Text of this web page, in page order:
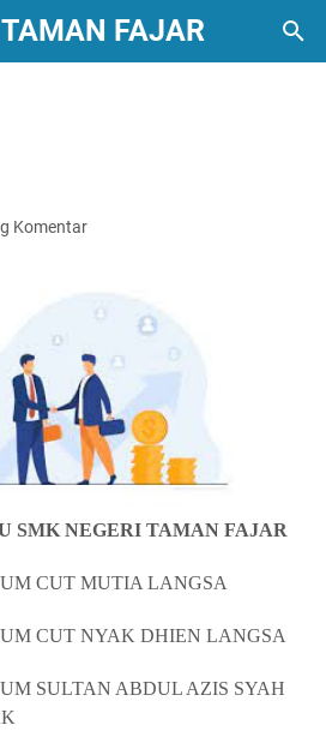
FAJAR
Komentar
SMK NEGERI TAMAN FAJAR
CUT MUTIA LANGSA
CUT NYAK DHIEN LANGSA
SULTAN ABDUL AZIS SYAH